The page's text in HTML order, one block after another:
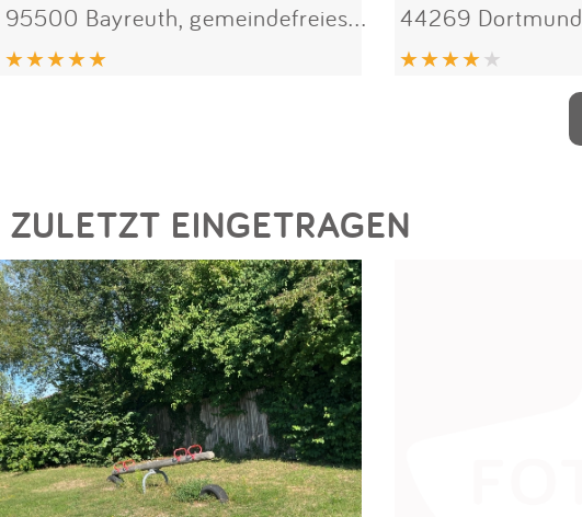
95500 Bayreuth, gemeindefreies Gebiet 44269 Dortmund
ZULETZT EINGETRAGEN